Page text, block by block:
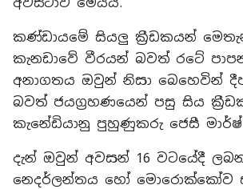
කණ්ඩායමේ සියලු ක්‍රීඩකයන්
කැනඩාවේ වීරයන් බවත් රටේ
අනාගතය ඔවුන් නිසා බෙහෙවින්
බවත් ජයග්‍රහණයෙන් පසු සිය
කැනේඩියානු පුහුණුකරු ජෙසී මාර්ෂ්
දැන් ඔවුන් අවසන් 16 වටයේදී ලබන
නෙදර්ලන්තය හෝ මොරොක්කෝව